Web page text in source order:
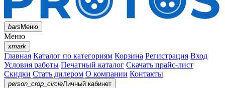
barsМеню
Меню
xmark
Главная Каталог по категориям Корзина Регистрация Вход
Условия работы Печатный каталог Скачать прайс-лист
Скидки Стать дилером О компании Контакты
person_crop_circleЛичный кабинет